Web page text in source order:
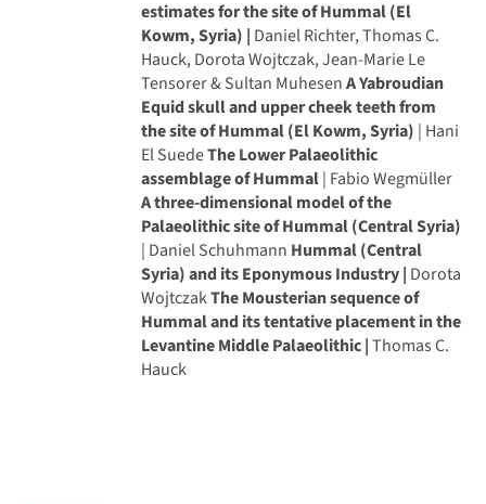
estimates for the site of Hummal (El
Kowm, Syria) | Daniel Richter, Thomas C.
Hauck, Dorota Wojtczak, Jean-Marie Le
Tensorer & Sultan MuhesenA Yabroudian
Equid skull and upper cheek teeth from
the site of Hummal (El Kowm, Syria) | Hani
El SuedeThe Lower Palaeolithic
assemblage of Hummal| Fabio Wegmüller
A three-dimensional model of the
Palaeolithic site of Hummal (Central Syria)
| Daniel Schuhmann Hummal (Central
Syria) and its Eponymous Industry | Dorota
WojtczakThe Mousterian sequence of
Hummal and its tentative placement in the
Levantine Middle Palaeolithic |Thomas C.
Hauck